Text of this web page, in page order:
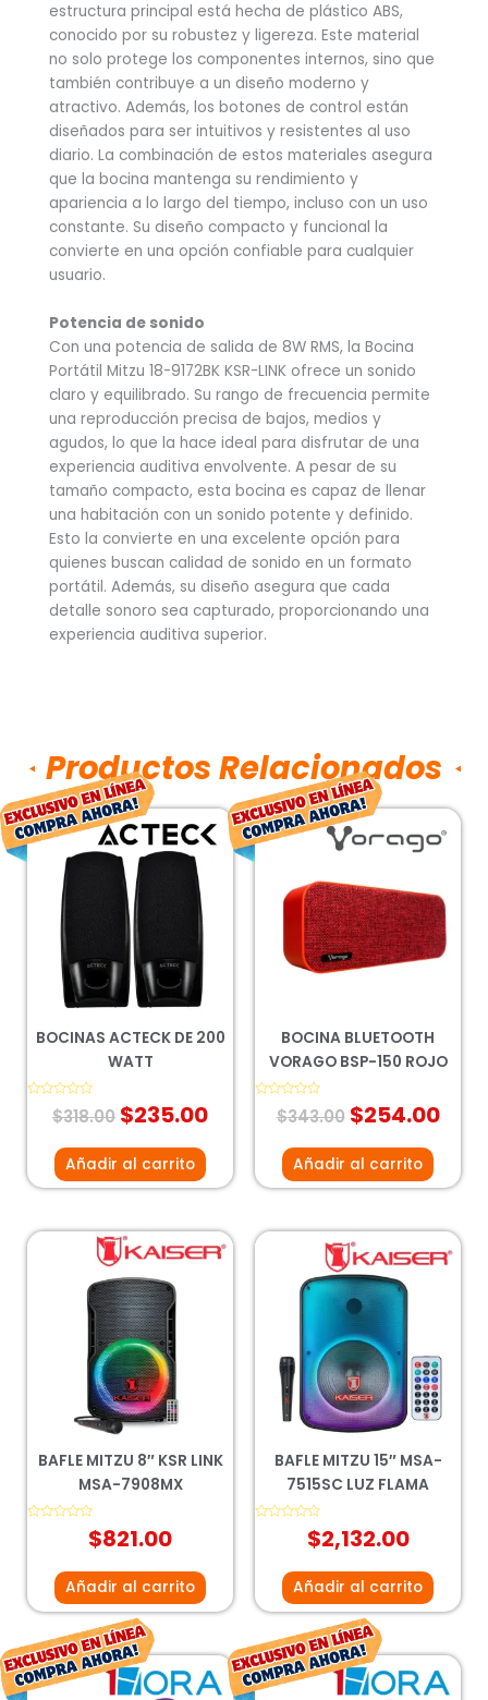
estructura principal está hecha de plástico ABS,
conocido por su robustez y ligereza. Este material
no solo protege los componentes internos, sino que
también contribuye a un diseño moderno y
atractivo. Además, los botones de control están
diseñados para ser intuitivos y resistentes al uso
diario. La combinación de estos materiales asegura
que la bocina mantenga su rendimiento y
apariencia a lo largo del tiempo, incluso con un uso
constante. Su diseño compacto y funcional la
convierte en una opción confiable para cualquier
usuario.
Potencia de sonido
Con una potencia de salida de 8W RMS, la Bocina
Portátil Mitzu 18-9172BK KSR-LINK ofrece un sonido
claro y equilibrado. Su rango de frecuencia permite
una reproducción precisa de bajos, medios y
agudos, lo que la hace ideal para disfrutar de una
experiencia auditiva envolvente. A pesar de su
tamaño compacto, esta bocina es capaz de llenar
una habitación con un sonido potente y definido.
Esto la convierte en una excelente opción para
quienes buscan calidad de sonido en un formato
portátil. Además, su diseño asegura que cada
detalle sonoro sea capturado, proporcionando una
experiencia auditiva superior.
Productos Relacionados
BOCINAS ACTECK DE 200
WATT
Valorado
$318.00
El
precio
original
era:
$318.00.
$235.00
El
precio
Añadir al carrito
BOCINA BLUETOOTH
VORAGO BSP-150 ROJO
Valorado
$343.00
El
precio
original
era:
$343.00.
$254.00
El
es:
Añadir al carrito
BAFLE MITZU 8″ KSR LINK
MSA-7908MX
$821.00
Añadir al carrito
BAFLE MITZU 15″ MSA-
7515SC LUZ FLAMA
$2,132.00
Añadir al carrito
El
El
El
El